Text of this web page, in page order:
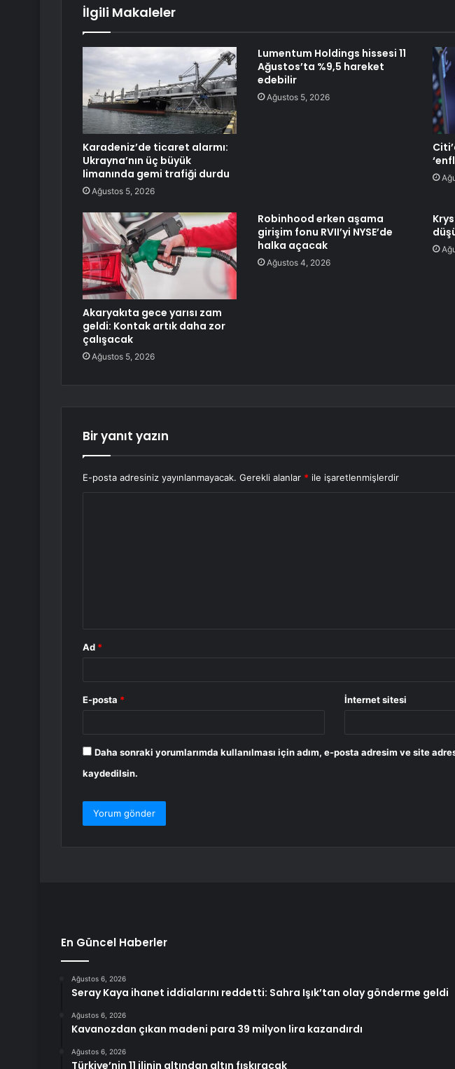
İlgili Makaleler
Karadeniz’de ticaret alarmı:
Ukrayna’nın üç büyük
limanında gemi trafiği durdu
Ağustos 5, 2026
Lumentum Holdings hissesi 11
Ağustos’ta %9,5 hareket
edebilir
Ağustos 5, 2026
Akaryakıta gece yarısı zam
geldi: Kontak artık daha zor
çalışacak
Ağustos 5, 2026
Robinhood erken aşama
girişim fonu RVII’yi NYSE’de
halka açacak
Ağustos 4, 2026
Bir yanıt yazın
E-posta adresiniz yayınlanmayacak. Gerekli alanlar * ile işaretlenmişlerdir
Ad *
E-posta * İnternet sitesi
Daha sonraki yorumlarımda kullanılması için adım, e-posta adresim ve site
kaydedilsin.
En Güncel Haberler
Ağustos 6, 2026
Seray Kaya ihanet iddialarını reddetti: Sahra Işık’tan olay gönderme geldi
Ağustos 6, 2026
Kavanozdan çıkan madeni para 39 milyon lira kazandırdı
Ağustos 6, 2026
Türkiye’nin 11 ilinin altından altın fışkıracak